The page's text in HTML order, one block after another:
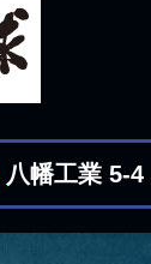
八幡工業 5-4